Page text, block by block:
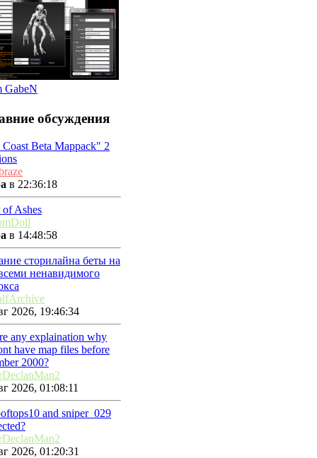
GabeN
обсуждения
Beta Mappack" 2
в 22:36:18
of Ashes
в 14:48:58
сторилайна беты на
ненавидимого
2026, 19:46:34
any explaination why
have map files before
2000?
2026, 01:08:11
and sniper_029
2026, 01:20:31